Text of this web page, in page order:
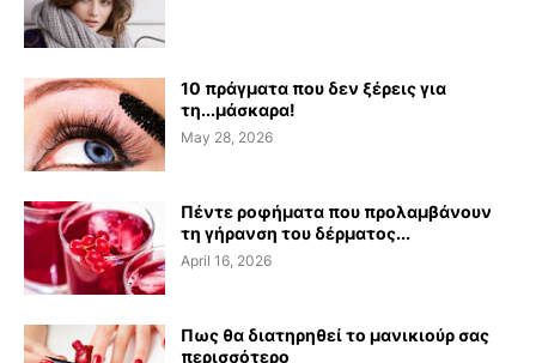
10 πράγματα που δεν ξέρεις για
τη...μάσκαρα!
May 28, 2026
Πέντε ροφήματα που προλαμβάνουν
τη γήρανση του δέρματος...
April 16, 2026
Πως θα διατηρηθεί το μανικιούρ σας
περισσότερο